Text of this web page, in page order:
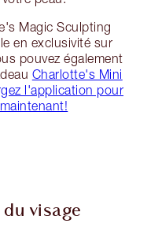
Magic Sculpting
en exclusivité sur
pouvez également
Charlotte's Mini
l'application pour
visage